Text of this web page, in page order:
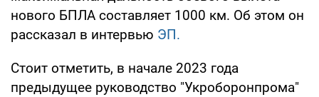
нового БПЛА составляет 1000 км. Об этом он
рассказал в интервью ЭП.
Стоит отметить, в начале 2023 года
предыдущее руководство "Укроборонпрома"